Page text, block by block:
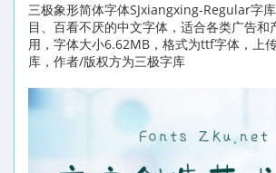
三极象形简体字体SJxiangxing-Regular字
目、百看不厌的中文字体，适合各类广告和
用，字体大小6.62MB，格式为ttf字体，上
库，作者/版权方为三极字库